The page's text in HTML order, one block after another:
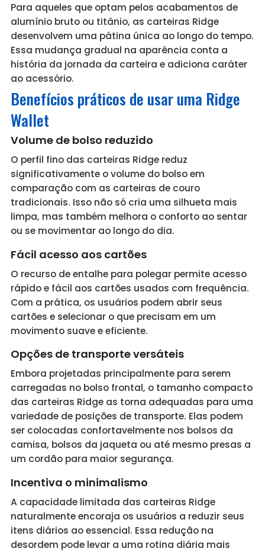
Para aqueles que optam pelos acabamentos de
alumínio bruto ou titânio, as carteiras Ridge
desenvolvem uma pátina única ao longo do tempo.
Essa mudança gradual na aparência conta a
história da jornada da carteira e adiciona caráter
ao acessório.
Benefícios práticos de usar uma Ridge
Wallet
Volume de bolso reduzido
O perfil fino das carteiras Ridge reduz
significativamente o volume do bolso em
comparação com as carteiras de couro
tradicionais. Isso não só cria uma silhueta mais
limpa, mas também melhora o conforto ao sentar
ou se movimentar ao longo do dia.
Fácil acesso aos cartões
O recurso de entalhe para polegar permite acesso
rápido e fácil aos cartões usados com frequência.
Com a prática, os usuários podem abrir seus
cartões e selecionar o que precisam em um
movimento suave e eficiente.
Opções de transporte versáteis
Embora projetadas principalmente para serem
carregadas no bolso frontal, o tamanho compacto
das carteiras Ridge as torna adequadas para uma
variedade de posições de transporte. Elas podem
ser colocadas confortavelmente nos bolsos da
camisa, bolsos da jaqueta ou até mesmo presas a
um cordão para maior segurança.
Incentiva o minimalismo
A capacidade limitada das carteiras Ridge
naturalmente encoraja os usuários a reduzir seus
itens diários ao essencial. Essa redução na
desordem pode levar a uma rotina diária mais